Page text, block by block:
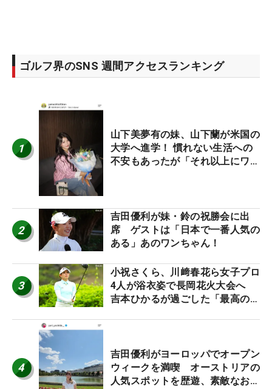
ゴルフ界のSNS 週間アクセスランキング
1
山下美夢有の妹、山下蘭が米国の
大学へ進学！ 慣れない生活への
不安もあったが「それ以上にワク
2
吉田優利が妹・鈴の祝勝会に出
席 ゲストは「日本で一番人気の
ある」あのワンちゃん！
3
小祝さくら、川﨑春花ら女子プロ
4人が浴衣姿で長岡花火大会へ
吉本ひかるが過ごした「最高の夏
4
吉田優利がヨーロッパでオープン
ウィークを満喫 オーストリアの
人気スポットを歴遊、素敵なお土